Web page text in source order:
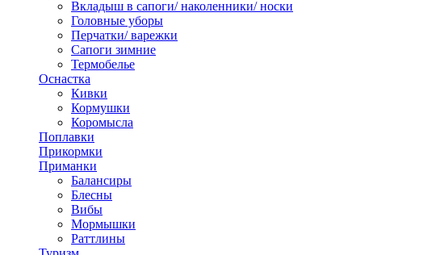
Вкладыш в сапоги/ наколенники/ носки
Головные уборы
Перчатки/ варежки
Сапоги зимние
Термобелье
Оснастка
Кивки
Кормушки
Коромысла
Поплавки
Прикормки
Приманки
Балансиры
Блесны
Вибы
Мормышки
Раттлины